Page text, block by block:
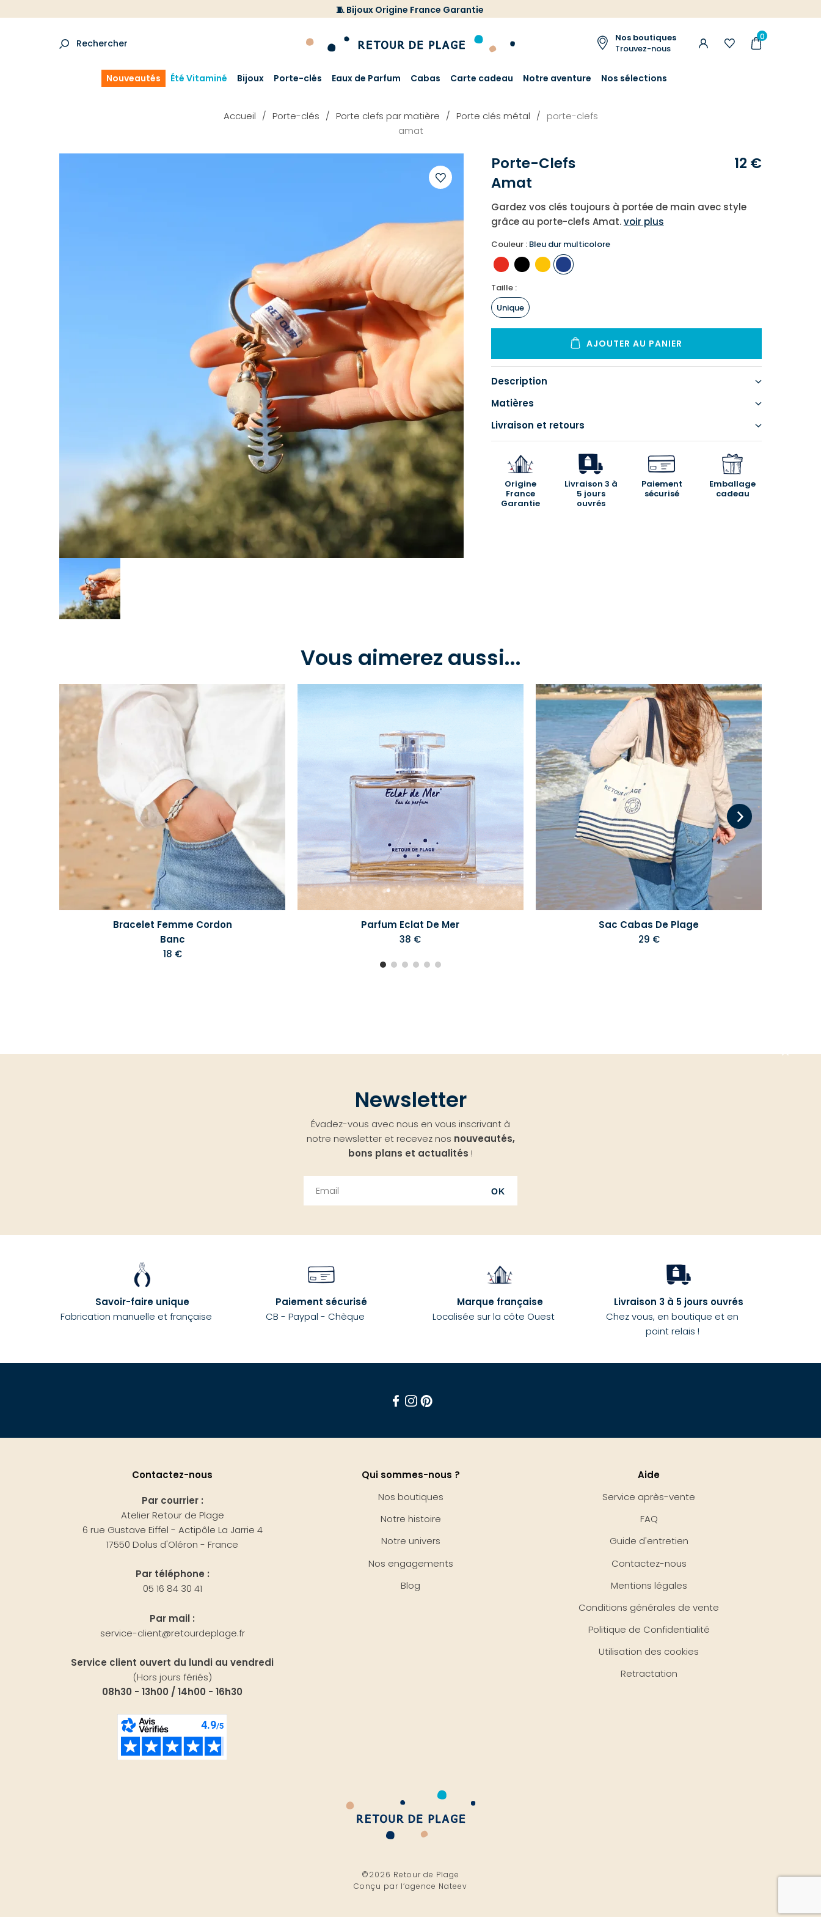
🧵 Bijoux Origine France Garantie
Rechercher
Nos boutiques
Trouvez-nous
0
Nouveautés Été Vitaminé Bijoux Porte-clés Eaux de Parfum Cabas Carte cadeau Notre aventure Nos sélections
Accueil Porte-clés Porte clefs par matière Porte clés métal
porte-clefs
amat
votre
d'envies
Porte-Clefs
Amat
12 €
Gardez vos clés toujours à portée de main avec style
grâce au porte-clefs Amat.voir plus
Couleur : Bleu dur multicolore
Taille :
Unique
AJOUTER AU PANIER
Description
Matières
Livraison et retours
Origine
France
Garantie
Livraison 3 à
5 jours
ouvrés
Paiement
sécurisé
Emballage
cadeau
Vous aimerez aussi...
Bracelet Femme Cordon
Banc
18 €
Parfum Eclat De Mer
38 €
Sac Cabas De Plage
29 €
Newsletter
Évadez-vous avec nous en vous inscrivant à
notre newsletter et recevez nos nouveautés,
bons plans et actualités !
OK
Savoir-faire unique
Fabrication manuelle et française
Paiement sécurisé
CB - Paypal - Chèque
Marque française
Localisée sur la côte Ouest
Livraison 3 à 5 jours ouvrés
Chez vous, en boutique et en
point relais !
Contactez-nous
Par courrier :
Atelier Retour de Plage
6 rue Gustave Eiffel - Actipôle La Jarrie 4
17550 Dolus d'Oléron - France
Par téléphone :
05 16 84 30 41
Par mail :
service-client@retourdeplage.fr
Service client ouvert du lundi au vendredi
(Hors jours fériés)
08h30 - 13h00 / 14h00 - 16h30
Qui sommes-nous ?
Nos boutiques
Notre histoire
Notre univers
Nos engagements
Blog
Aide
Service après-vente
FAQ
Guide d'entretien
Contactez-nous
Mentions légales
Conditions générales de vente
Politique de Confidentialité
Utilisation des cookies
Retractation
©2026 Retour de Plage
Conçu par l’agence Nateev